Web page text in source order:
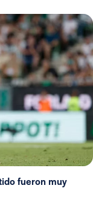
fueron muy